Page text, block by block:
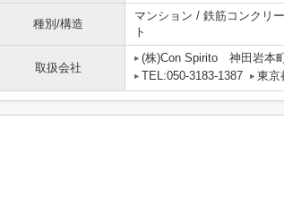
種別/構造
マンション / 鉄筋コンクリー
ト
取扱会社
(株)Con Spirito 神田岩本
TEL:050-3183-1387
東京